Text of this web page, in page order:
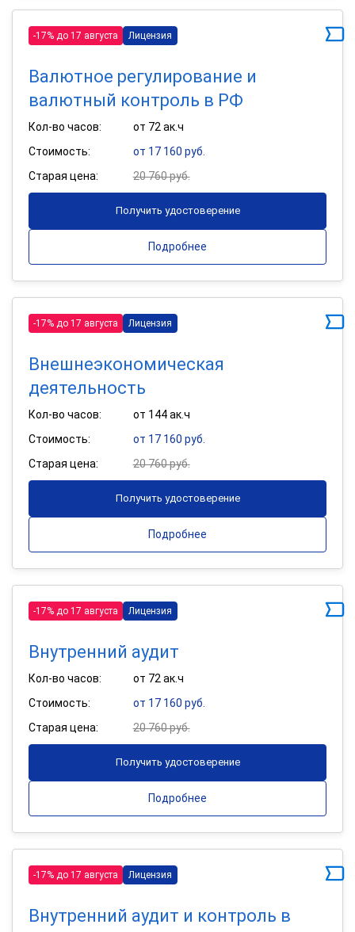
-17% до 17 августа Лицензия
Валютное регулирование и
валютный контроль в РФ
Кол-во часов:
от 72 ак.ч
Стоимость:
от 17 160 руб.
Старая цена:
20 760 руб.
Получить удостоверение
Подробнее
-17% до 17 августа Лицензия
Внешнеэкономическая
деятельность
Кол-во часов:
от 144 ак.ч
Стоимость:
от 17 160 руб.
Старая цена:
20 760 руб.
Получить удостоверение
Подробнее
-17% до 17 августа Лицензия
Внутренний аудит
Кол-во часов:
от 72 ак.ч
Стоимость:
от 17 160 руб.
Старая цена:
20 760 руб.
Получить удостоверение
Подробнее
-17% до 17 августа Лицензия
Внутренний аудит и контроль в